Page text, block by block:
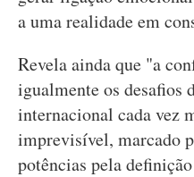
a uma realidade em
Revela ainda que "a
igualmente os desafios
internacional cada vez
imprevisível, marcado
potências pela